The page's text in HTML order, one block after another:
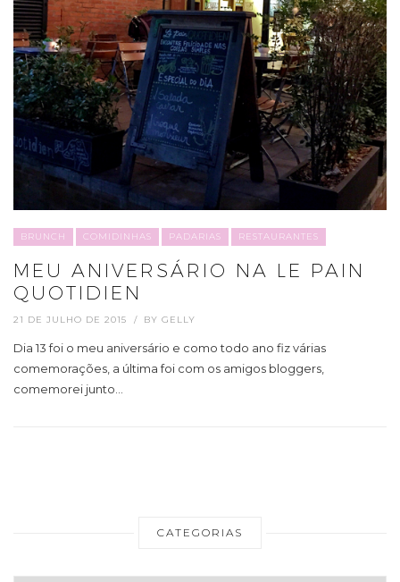
BRUNCH COMIDINHAS PADARIAS RESTAURANTES
MEU ANIVERSÁRIO NA LE PAIN
QUOTIDIEN
21 DE JULHO DE 2015 BY GELLY
Dia 13 foi o meu aniversário e como todo ano fiz várias
comemorações, a última foi com os amigos bloggers,
comemorei junto…
CATEGORIAS